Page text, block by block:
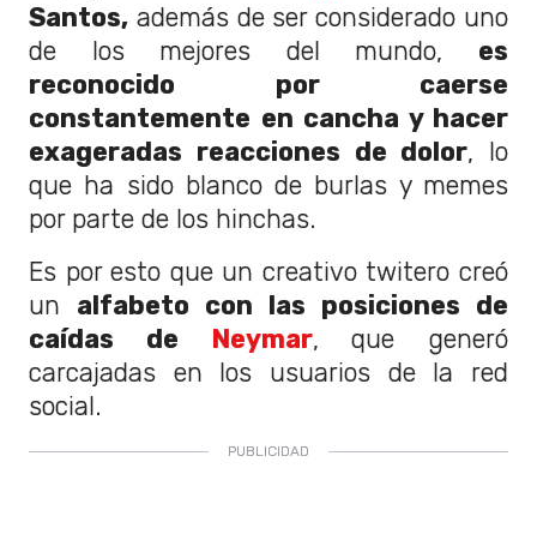
Santos, además de ser considerado uno
de los mejores del mundo, es
reconocido por caerse
constantemente en cancha y hacer
exageradas reacciones de dolor, lo
que ha sido blanco de burlas y memes
por parte de los hinchas.
Es por esto que un creativo twitero creó
un alfabeto con las posiciones de
caídas de Neymar, que generó
carcajadas en los usuarios de la red
social.